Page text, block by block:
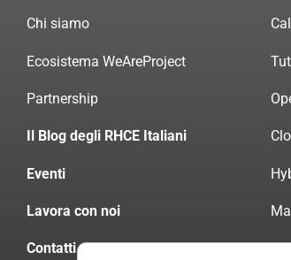
Chi siamo
Ecosistema WeAreProject
Partnership
Il Blog degli RHCE Italiani
Eventi
Lavora con noi
Contatti